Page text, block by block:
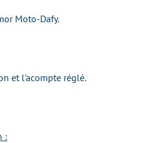
Moto-Dafy.
et l'acompte réglé.
: